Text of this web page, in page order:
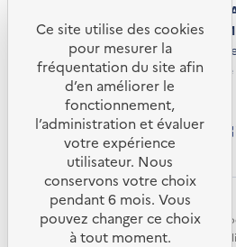
Agir pour la transition écologique
de conseils et de services de l'
acteurs économiques et territoires
contre le réchauffement
ressources.
ademe.fr
S'ouvre
nouvelle
fenêtre
librairie.ademe.fr
S'ouvre
dans
une
nouvelle
fenêtre
ademe.fr/presse
S'ouvre
nouvelle
fenêtre
Accessibilité : non conforme
Données personnelles
Gestion des
Mentions légales
Plan du site
Ce site utilise des cookies
pour mesurer la
fréquentation du site afin
d’en améliorer le
fonctionnement,
l’administration et évaluer
votre expérience
utilisateur. Nous
conservons votre choix
pendant 6 mois. Vous
pouvez changer ce choix
à tout moment.